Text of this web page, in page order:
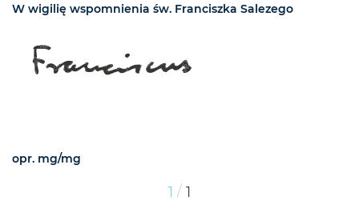
W wigilię wspomnienia św. Franciszka Salezego
opr. mg/mg
1 / 1